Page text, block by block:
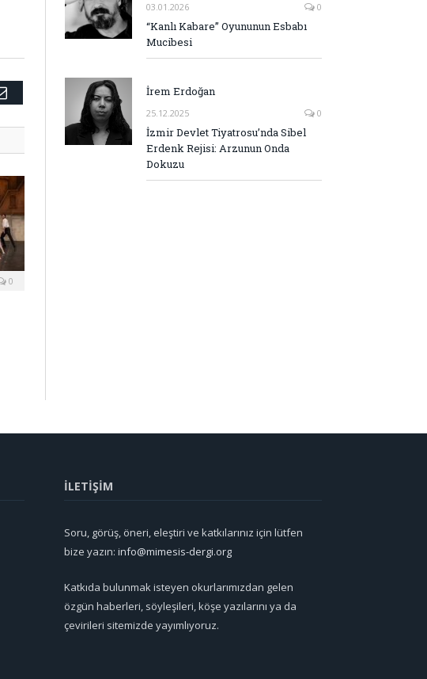
E-
0
03.01.2026 0
“Kanlı Kabare” Oyununun Esbabı
Mucibesi
İrem Erdoğan
25.12.2025 0
İzmir Devlet Tiyatrosu’nda Sibel
Erdenk Rejisi: Arzunun Onda
Dokuzu
İLETİŞİM
Soru, görüş, öneri, eleştiri ve katkılarınız için lütfen
bize yazın: info@mimesis-dergi.org
Katkıda bulunmak isteyen okurlarımızdan gelen
özgün haberleri, söyleşileri, köşe yazılarını ya da
çevirileri sitemizde yayımlıyoruz.